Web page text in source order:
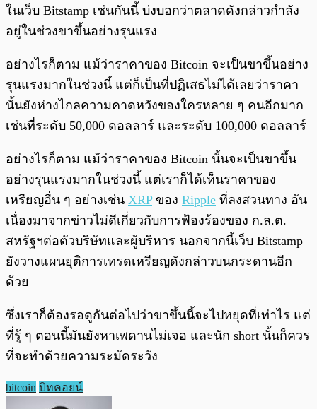
ในเว็บ Bitstamp เช่นกันนี้ บ่งบอกว่าตลาดดังกล่าวกำลัง
อยู่ในช่วงขาขึ้นอย่างรุนแรง
อย่างไรก็ตาม แม้ว่าราคาของ Bitcoin จะเป็นขาขึ้นอย่าง
รุนแรงมากในช่วงนี้ แต่ก็เป็นที่ปฏิเสธไม่ได้เลยว่าราคา
นั้นยังห่างไกลความคาดหวังของใครหลาย ๆ คนอีกมาก
เช่นที่ระดับ 50,000 ดอลลาร์ และระดับ 100,000 ดอลลาร์
อย่างไรก็ตาม แม้ว่าราคาของ Bitcoin นั้นจะเป็นขาขึ้น
อย่างรุนแรงมากในช่วงนี้ แต่เราก็ได้เห็นราคาของ
เหรียญอื่น ๆ อย่างเช่น XRPของ Ripple ที่ลงสวนทาง อัน
เนื่องมาจากข่าวไม่ดีเกี่ยวกับการฟ้องร้องของ ก.ล.ต.
สหรัฐฯต่อตัวบริษัทและผู้บริหาร นอกจากนี้เว็บ Bitstamp
ยังวางแผนยุติการเทรดเหรียญดังกล่าวบนกระดานอีก
ด้วย
ซึ่งเราก็ต้องรอดูกันต่อไปว่าขาขึ้นนี้จะไปหยุดที่เท่าไร แต่
ที่รู้ ๆ ตอนนี้มันยังหาเพดานไม่เจอ และนัก short นั้นก็ควร
ที่จะทำด้วยความระมัดระวัง
bitcoin บิทคอยน์